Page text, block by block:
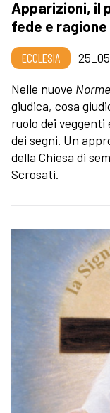
Apparizioni, il
fede e ragione
ECCLESIA
Nelle nuove Norme
giudica, cosa
ruolo dei
dei segni. Un
della Chiesa di
Scrosati.